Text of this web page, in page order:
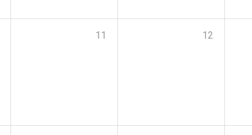
11 12